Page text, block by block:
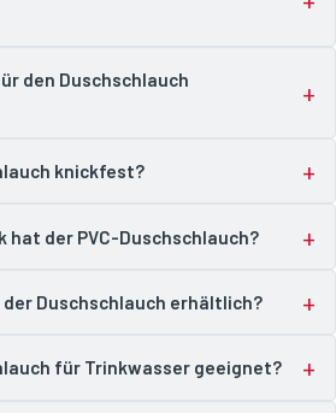
den Duschschlauch
knickfest?
hat der PVC-Duschschlauch?
Duschschlauch erhältlich?
für Trinkwasser geeignet?